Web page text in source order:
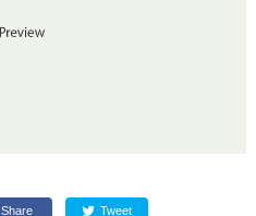
Share Tweet